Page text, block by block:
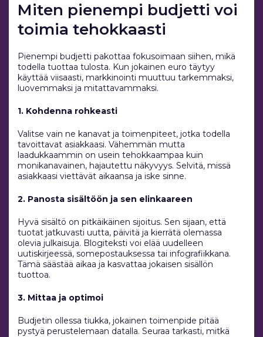
Miten pienempi budjetti voi
toimia tehokkaasti
Pienempi budjetti pakottaa fokusoimaan siihen, mikä
todella tuottaa tulosta. Kun jokainen euro täytyy
käyttää viisaasti, markkinointi muuttuu tarkemmaksi,
luovemmaksi ja mitattavammaksi.
1. Kohdenna rohkeasti
Valitse vain ne kanavat ja toimenpiteet, jotka todella
tavoittavat asiakkaasi. Vähemmän mutta
laadukkaammin on usein tehokkaampaa kuin
monikanavainen, hajautettu näkyvyys. Selvitä, missä
asiakkaasi viettävät aikaansa ja iske sinne.
2. Panosta sisältöön ja sen elinkaareen
Hyvä sisältö on pitkäikäinen sijoitus. Sen sijaan, että
tuotat jatkuvasti uutta, päivitä ja kierrätä olemassa
olevia julkaisuja. Blogiteksti voi elää uudelleen
uutiskirjeessä, somepostauksessa tai infografiikkana.
Tämä säästää aikaa ja kasvattaa jokaisen sisällön
tuottoa.
3. Mittaa ja optimoi
Budjetin ollessa tiukka, jokainen toimenpide pitää
pystyä perustelemaan datalla. Seuraa tarkasti, mitkä